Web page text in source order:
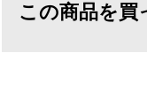
この商品を買